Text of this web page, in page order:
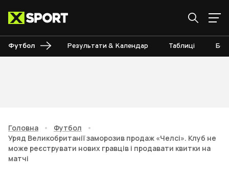
Футбол Результати & Календар Таблиці
Головна • Футбол
•
Уряд Великобританії заморозив продаж «Челсі». Клуб не
може реєструвати нових гравців і продавати квитки на
матчі